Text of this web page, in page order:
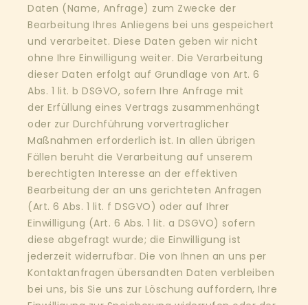
Daten (Name, Anfrage) zum Zwecke der
Bearbeitung Ihres Anliegens bei uns gespeichert
und verarbeitet. Diese Daten geben wir nicht
ohne Ihre Einwilligung weiter. Die Verarbeitung
dieser Daten erfolgt auf Grundlage von Art. 6
Abs. 1 lit. b DSGVO, sofern Ihre Anfrage mit
der Erfüllung eines Vertrags zusammenhängt
oder zur Durchführung vorvertraglicher
Maßnahmen erforderlich ist. In allen übrigen
Fällen beruht die Verarbeitung auf unserem
berechtigten Interesse an der effektiven
Bearbeitung der an uns gerichteten Anfragen
(Art. 6 Abs. 1 lit. f DSGVO) oder auf Ihrer
Einwilligung (Art. 6 Abs. 1 lit. a DSGVO) sofern
diese abgefragt wurde; die Einwilligung ist
jederzeit widerrufbar. Die von Ihnen an uns per
Kontaktanfragen übersandten Daten verbleiben
bei uns, bis Sie uns zur Löschung auffordern, Ihre